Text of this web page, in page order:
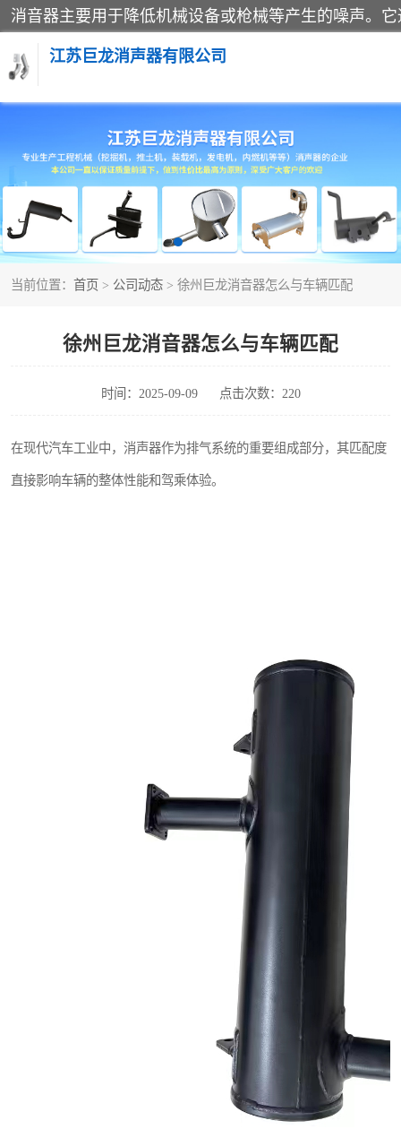
江苏巨龙消声器有限公司
当前位置： 首页 > 公司动态 > 徐州巨龙消音器怎么与车辆匹配
徐州巨龙消音器怎么与车辆匹配
时间：2025-09-09 点击次数：220
在现代汽车工业中，消声器作为排气系统的重要组成部分，其匹配度
直接影响车辆的整体性能和驾乘体验。
消声器